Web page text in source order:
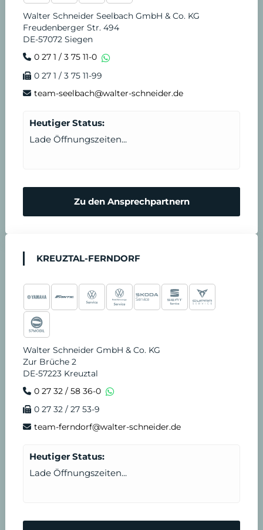
Walter Schneider Seelbach GmbH & Co. KG
Freudenberger Str. 494
DE-57072 Siegen
0 27 1 / 3 75 11-0
0 27 1 / 3 75 11-99
team-seelbach@walter-schneider.de
Heutiger Status:
Lade Öffnungszeiten...
Zu den Ansprechpartnern
KREUZTAL-FERNDORF
Walter Schneider GmbH & Co. KG
Zur Brüche 2
DE-57223 Kreuztal
0 27 32 / 58 36-0
0 27 32 / 27 53-9
team-ferndorf@walter-schneider.de
Heutiger Status:
Lade Öffnungszeiten...